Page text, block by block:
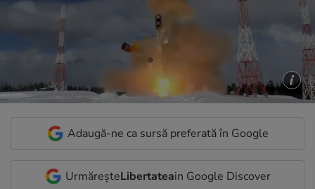
Adaugă-ne ca sursă preferată în Google
UrmăreșteLibertateain Google Discover